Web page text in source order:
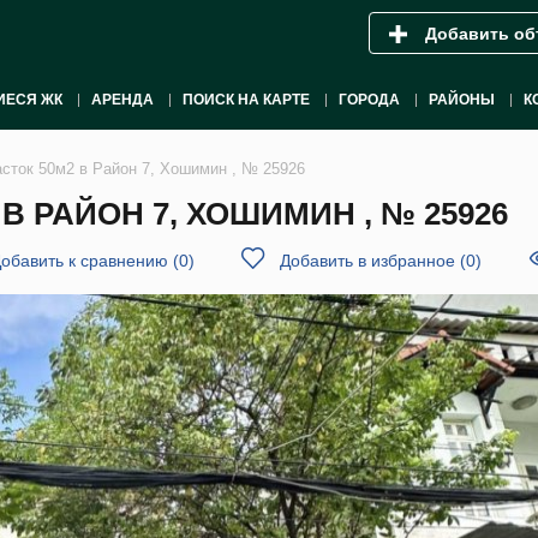
Добавить
ЖК АРЕНДА ПОИСК НА КАРТЕ ГОРОДА РАЙОНЫ
50м2 в Район 7, Хошимин , № 25926
РАЙОН 7, ХОШИМИН , № 25926
к сравнению (0) Добавить в избранное (0)